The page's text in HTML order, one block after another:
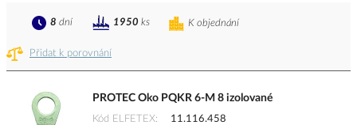
Přidat k porovnání
K objednání
8 dní 1950 ks
PROTEC Oko PQKR 6-M 8 izolované
Kód ELFETEX
11.116.458